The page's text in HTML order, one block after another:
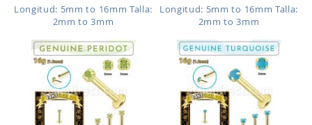
Longitud: 5mm to 16mm Talla:
2mm to 3mm
Longitud: 5mm to 16mm Talla:
2mm to 3mm